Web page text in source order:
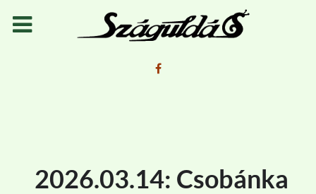
2026.03.14: Csobánka